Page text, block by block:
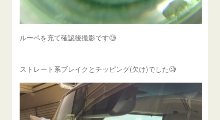
ルーペを充て確認後撮影です🧐
ストレート系ブレイクとチッピング(欠け)でした🧐